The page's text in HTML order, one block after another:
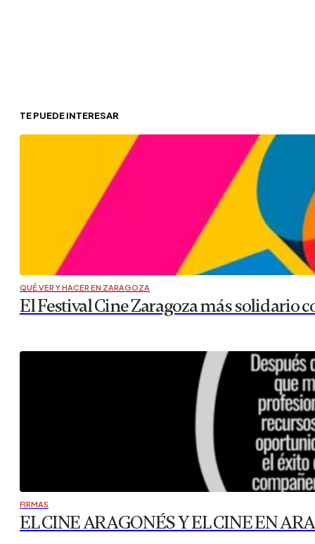
TE PUEDE INTERESAR
QUÉ VER Y HACER EN ZARAGOZA
El Festival Cine Zaragoza más solidario
FIRMAS
EL CINE ARAGONÉS Y EL CINE EN